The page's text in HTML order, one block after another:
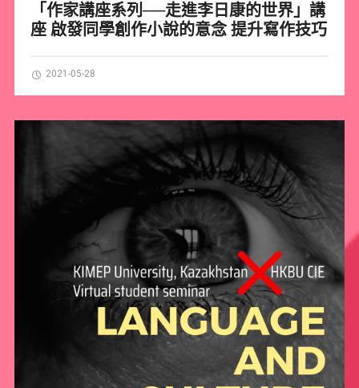
「作家講座系列──走進李日康的世界」講
座 啟發同學創作小說的意念 提升寫作技巧
2021-05-28